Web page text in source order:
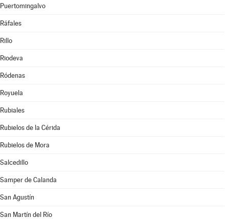
Puertomingalvo
Ráfales
Rillo
Riodeva
Ródenas
Royuela
Rubiales
Rubielos de la Cérida
Rubielos de Mora
Salcedillo
Samper de Calanda
San Agustín
San Martín del Río